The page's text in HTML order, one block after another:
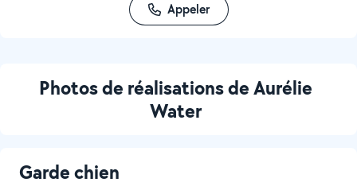
Appeler
Photos de réalisations de Aurélie
Water
Garde chien